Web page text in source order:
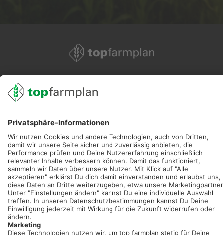
service@topfarmplan.de
Sei immer auf dem Laufenden!
Neue Features, spannende Tipps und hilfreiche Anleitungen!
Registriere dich kostenlos!